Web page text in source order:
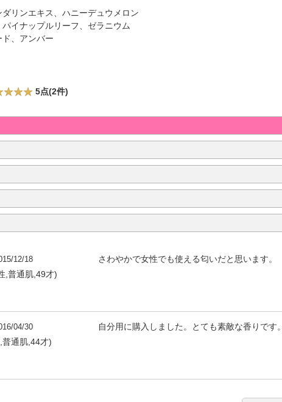
リンエキス、ハニーデュウメロン
イナップルリーフ、ゼラニウム
、アンバー
5点(2件)
12/18
,普通肌,49才)
さわやかで女性でも使える匂いだと思います。
04/30
通肌,44才)
自分用に購入しました。とても素敵な香りです。